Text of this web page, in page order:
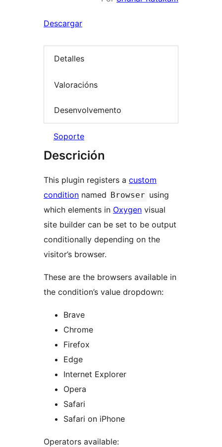
Descargar
Detalles
Valoracións
Desenvolvemento
Soporte
Descrición
This plugin registers a custom
condition named Browser using
which elements in Oxygen visual
site builder can be set to be output
conditionally depending on the
visitor’s browser.
These are the browsers available in
the condition’s value dropdown:
Brave
Chrome
Firefox
Edge
Internet Explorer
Opera
Safari
Safari on iPhone
Operators available: